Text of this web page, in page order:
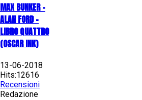
MAX BUNKER –
ALAN FORD –
LIBRO QUATTRO
(OSCAR INK)
13-06-2018
Hits:12616
Recensioni
Redazione